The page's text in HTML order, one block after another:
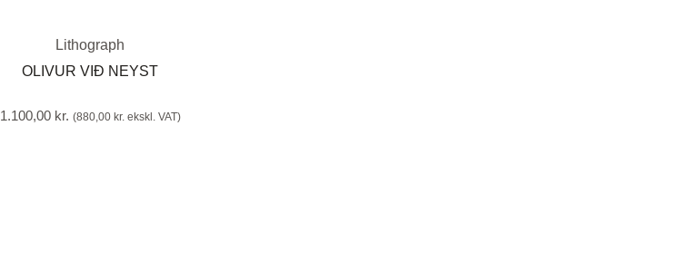
Lithograph
OLIVUR VIÐ NEYST
1.100,00 kr. (880,00 kr.ekskl. VAT)